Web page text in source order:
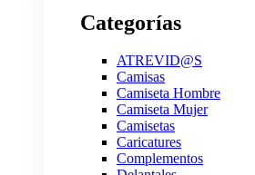
Categorías
ATREVID@S
Camisas
Camiseta Hombre
Camiseta Mujer
Camisetas
Caricatures
Complementos